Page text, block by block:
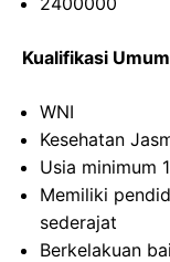
Kualifikasi
WNI
Kesehatan
Usia minimum
Memiliki
sederajat
Berkelakuan